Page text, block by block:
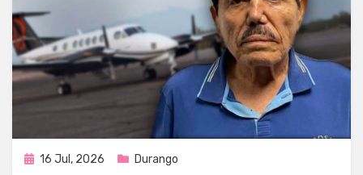
Publicada
16 Jul, 2026 Durango